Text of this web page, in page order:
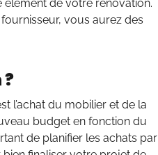
de votre rénovation.
vous aurez des
l’achat du mobilier et de la
budget en fonction du
de planifier les achats par